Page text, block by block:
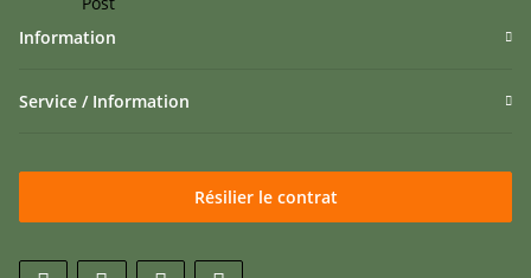
Information
Service / Information
Résilier le contrat